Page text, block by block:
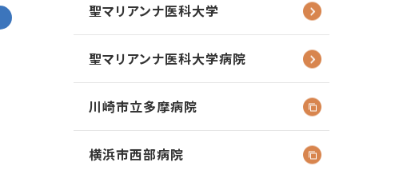
聖マリアンナ医科大学
聖マリアンナ医科大学病院
川崎市立多摩病院
横浜市西部病院